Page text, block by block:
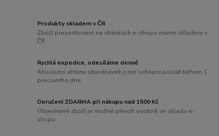
Produkty skladem v ČR
Zboží prezentované na stránkách e-shopu máme skladem v
ČR
Rychlá expedice, odesíláme denně
Absolutní většinu objednávek jsme schopni poslat během 1
pracovního dne
Doručení ZDARMA při nákupu nad 1500 Kč
Objednané zboží je možné převzít osobně ve skladu e-
shopu